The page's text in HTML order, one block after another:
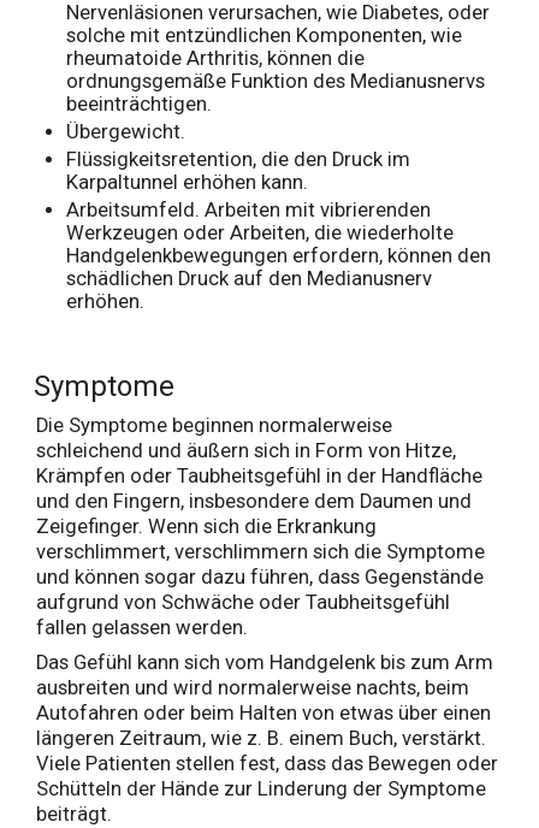
Nervenläsionen verursachen, wie Diabetes, oder
solche mit entzündlichen Komponenten, wie
rheumatoide Arthritis, können die
ordnungsgemäße Funktion des Medianusnervs
beeinträchtigen.
Übergewicht.
Flüssigkeitsretention, die den Druck im
Karpaltunnel erhöhen kann.
Arbeitsumfeld. Arbeiten mit vibrierenden
Werkzeugen oder Arbeiten, die wiederholte
Handgelenkbewegungen erfordern, können den
schädlichen Druck auf den Medianusnerv
erhöhen.
Symptome
Die Symptome beginnen normalerweise
schleichend und äußern sich in Form von Hitze,
Krämpfen oder Taubheitsgefühl in der Handfläche
und den Fingern, insbesondere dem Daumen und
Zeigefinger. Wenn sich die Erkrankung
verschlimmert, verschlimmern sich die Symptome
und können sogar dazu führen, dass Gegenstände
aufgrund von Schwäche oder Taubheitsgefühl
fallen gelassen werden.
Das Gefühl kann sich vom Handgelenk bis zum Arm
ausbreiten und wird normalerweise nachts, beim
Autofahren oder beim Halten von etwas über einen
längeren Zeitraum, wie z. B. einem Buch, verstärkt.
Viele Patienten stellen fest, dass das Bewegen oder
Schütteln der Hände zur Linderung der Symptome
beiträgt.